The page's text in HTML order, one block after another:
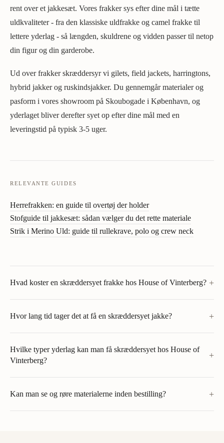
rent over et jakkesæt. Vores frakker sys efter dine mål i tætte
uldkvaliteter - fra den klassiske uldfrakke og camel frakke til
lettere yderlag - så længden, skuldrene og vidden passer til netop
din figur og din garderobe.
Ud over frakker skræddersyr vi gilets, field jackets, harringtons,
hybrid jakker og ruskindsjakker. Du gennemgår materialer og
pasform i vores showroom på Skoubogade i København, og
yderlaget bliver derefter syet op efter dine mål med en
leveringstid på typisk 3-5 uger.
RELEVANTE GUIDES
Herrefrakken: en guide til overtøj der holder
Stofguide til jakkesæt: sådan vælger du det rette materiale
Strik i Merino Uld: guide til rullekrave, polo og crew neck
Hvad koster en skræddersyet frakke hos House of Vinterberg? +
Hvor lang tid tager det at få en skræddersyet jakke? +
Hvilke typer yderlag kan man få skræddersyet hos House of
Vinterberg?
+
Kan man se og røre materialerne inden bestilling? +